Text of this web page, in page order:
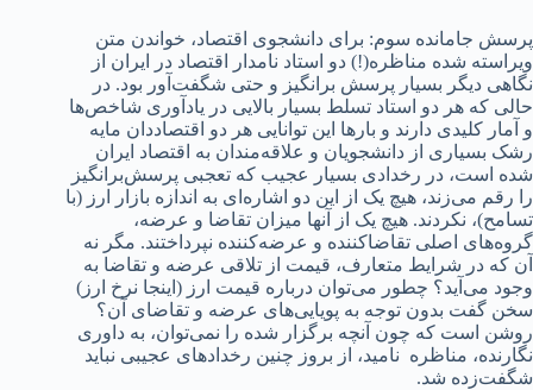
پرسش جامانده سوم: برای دانشجوی اقتصاد، خواندن متن
ویراسته شده مناظره(!) دو استاد نامدار اقتصاد در ایران از
نگاهی دیگر بسیار پرسش برانگیز و حتی شگفت‌آور بود. در
حالی که هر دو استاد تسلط بسیار بالایی در یادآوری شاخص‌ها
و آمار کلیدی دارند و بارها این توانایی هر دو اقتصاددان مایه
رشک بسیاری از دانشجویان و علاقه‌مندان به اقتصاد ایران
شده است، در رخدادی بسیار عجیب که تعجبی پرسش‌برانگیز
را رقم می‌زند، هیچ یک از این دو اشاره‌ای به اندازه بازار ارز (با
تسامح)، نکردند. هیچ یک از آنها میزان تقاضا و عرضه،
گروه‌های اصلی تقاضاکننده و عرضه‌کننده نپرداختند. مگر نه
آن که در شرایط متعارف، قیمت از تلاقی عرضه و تقاضا به
وجود می‌آید؟ چطور می‌توان درباره قیمت ارز (اینجا نرخ ارز)
سخن گفت بدون توجه به پویایی‌های عرضه و تقاضای آن؟
روشن است که چون آنچه برگزار شده را نمی‌توان، به داوری
نگارنده، مناظره نامید، از بروز چنین رخدادهای عجیبی نباید
شگفت‌زده شد.